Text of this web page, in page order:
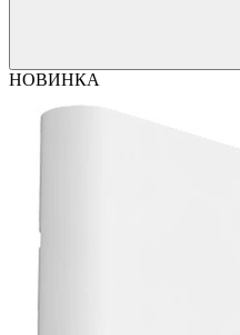
НОВИНКА